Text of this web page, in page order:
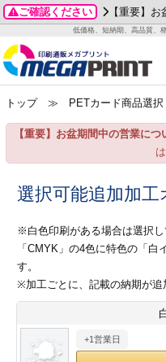
ご確認ください 【重要】
低価格、短納期、高品質、
グッズ
ステッカー
ックカード印刷
業ツール印刷
ィ・販促グッズ
＆盛り上げ印刷
イズ
ご
お客様へ
いて
方法
/送料について
刷
カード印刷
ックカード名刺
ムカード
印刷
型マル型印刷
ー印刷
データ
成前に
ガイド
加工指示ガイド
テ
ード印刷
名刺印刷
ックカード
ード印刷
刷
印刷
印刷
一覧
わせ
り
プル請求
2026年 8月
月
火 水 木 金
3
4 5 6 7
24
25 26 27
2026年 9月
月
1
2 3 4
14
15 17
22 23 24 25
トップ≫ PETカード商品選択
【重要】お盆期間中の営業につ
は
選択可能追加加
※白色印刷がある場合は選択し
「CMYK」の4色に特色の「白
す。
※加工ごとに、記載の納期が追
+1営業日